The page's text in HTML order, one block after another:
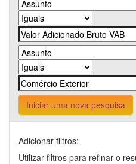
Iniciar uma nova pesquisa
Adicionar filtros:
Utilizar filtros para refinar o